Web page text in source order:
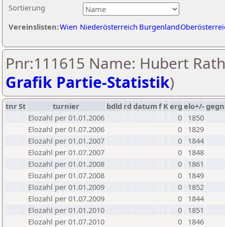
Sortierung
Vereinslisten:Wien Niederösterreich Burgenland
Pnr:111615 Name: Hubert
Grafik Partie-Statistik)
tnrSt turnier bdld rd datumf Kerg elo+/-
Elozahl per 01.01.2006
0
1850
Elozahl per 01.07.2006
0
1829
Elozahl per 01.01.2007
0
1844
Elozahl per 01.07.2007
0
1848
Elozahl per 01.01.2008
0
1861
Elozahl per 01.07.2008
0
1849
Elozahl per 01.01.2009
0
1852
Elozahl per 01.07.2009
0
1844
Elozahl per 01.01.2010
0
1851
Elozahl per 01.07.2010
0
1846